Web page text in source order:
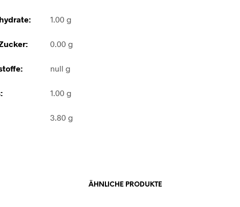
1.00 g
0.00 g
null g
1.00 g
3.80 g
ÄHNLICHE PRODUKTE